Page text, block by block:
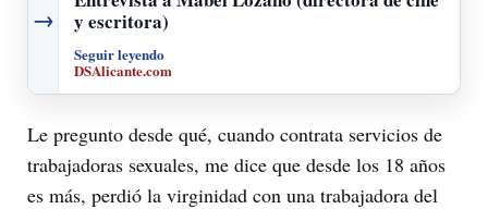
→
y escritora)
Seguir leyendo
DSAlicante.com
Le pregunto desde qué, cuando contrata servicios de
trabajadoras sexuales, me dice que desde los 18 años
es más, perdió la virginidad con una trabajadora del